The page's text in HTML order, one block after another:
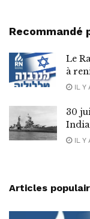
Recommandé
Le
à
IL Y
30
IL Y
Articles